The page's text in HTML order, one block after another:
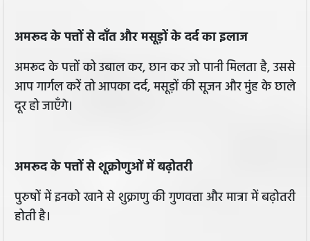
अमरूद के पत्तों से दाँत और मसूड़ों के दर्द का इलाज
अमरूद के पत्तों को उबाल कर, छान कर जो पानी मिलता है, उससे
आप गार्गल करें तो आपका दर्द, मसूड़ों की सूजन और मुंह के छाले
दूर हो जाएँगे।
अमरूद के पत्तों से शूक्रोणुओं में बढ़ोतरी
पुरुषों में इनको खाने से शुक्राणु की गुणवत्ता और मात्रा में बढ़ोतरी
होती है।